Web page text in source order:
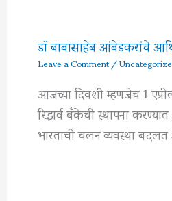
डॉ बाबासाहेब आंबेडकरांचे
Leave a Comment/
आजच्या दिवशी म्हणजेच 1
रिझर्व बँकेची स्थापना
भारताची चलन व्यवस्था